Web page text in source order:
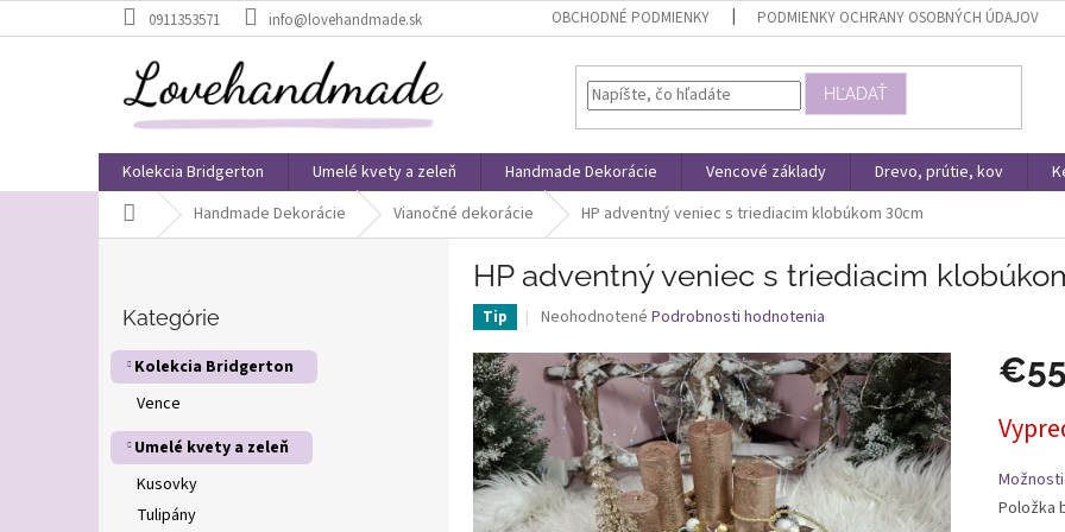
na
0911353571 info@lovehandmade.sk OBCHODNÉ PODMIENKY PODMIENKY OCHRANY OSOBNÝCH ÚDAJOV
HĽADAŤ
Kolekcia Bridgerton Umelé kvety a zeleň Handmade Dekorácie Vencové základy Drevo, prútie, kov
DomovHandmade Dekorácie Vianočné dekorácie HP adventný veniec s triediacim klobúkom 30cm
p
n
e
kategórie
Kategórie
Kolekcia Bridgerton
Vence
Umelé kvety a zeleň
Kusovky
Tulipány
HP adventný veniec s triediacim
Tip
Priemerné
produktu
je
z
5
hviezdičiek.
Neohodnotené Podrobnosti hodnotenia
€55
cena:
Položka